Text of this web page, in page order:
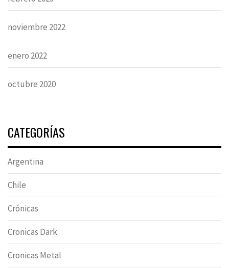
noviembre 2022
enero 2022
octubre 2020
CATEGORÍAS
Argentina
Chile
Crónicas
Cronicas Dark
Cronicas Metal